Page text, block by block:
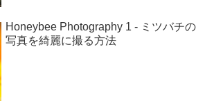
Honeybee Photography 1 - ミツバチの
写真を綺麗に撮る方法